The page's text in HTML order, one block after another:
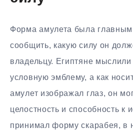
Форма амулета была
сообщить, какую силу он
владельцу. Египтяне мыслили
условную эмблему, а как
амулет изображал глаз, он
целостность и способность к
принимал форму скарабея, в